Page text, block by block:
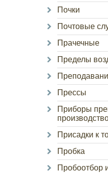
Почки
Почтовые
Прачечные
Пределы
Прессы
Приборы
Присадки к
Пробка
Пробоотбор